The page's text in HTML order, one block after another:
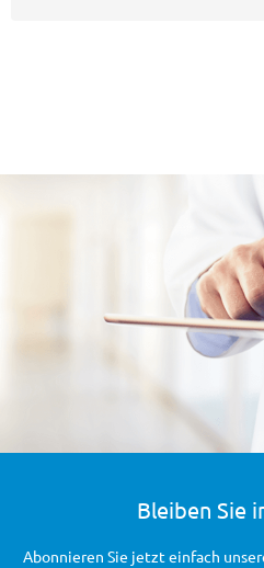
Bleiben Sie
Abonnieren Sie jetzt einfach